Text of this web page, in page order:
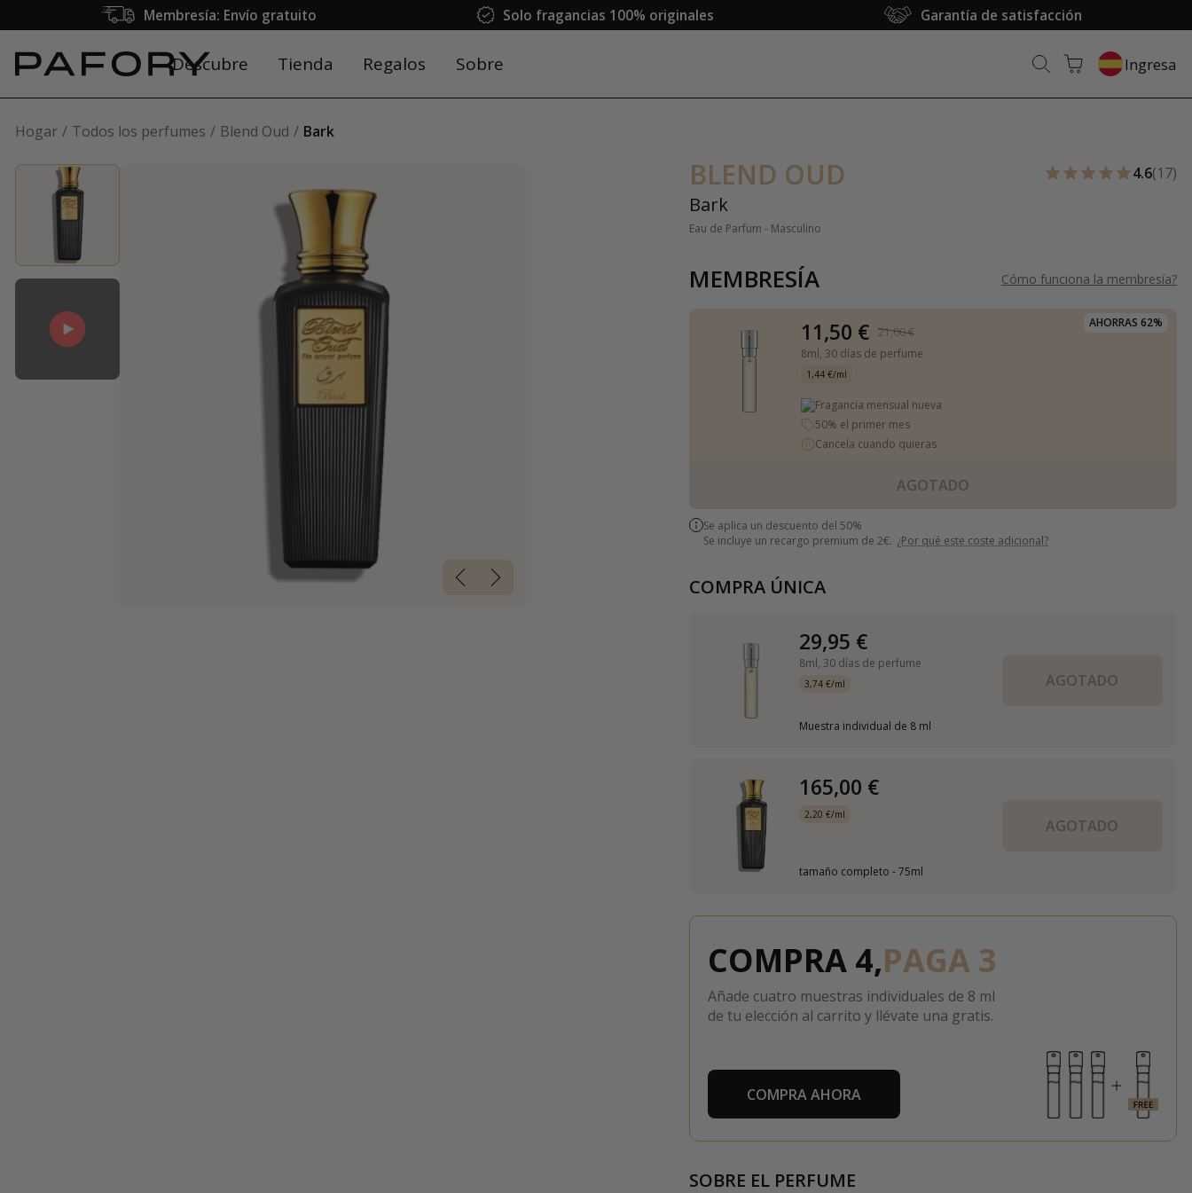
Membresía: Envío gratuito Solo fragancias 100% originales Garantía de satisfacción
Descubre Tienda Regalos Sobre Ingresa
Hogar Todos los perfumes Blend Oud Bark
BLEND OUD
Bark
Eau de Parfum - Masculino
4.6(17)
MEMBRESÍA Cómo funciona la membresía?
AHORRAS 62%
11,50 €
21,00 €
8ml, 30 días de perfume
1,44 €/ml
Fragancia mensual nueva
50% el primer mes
Cancela cuando quieras
AGOTADO
Se aplica un descuento del 50%
Se incluye un recargo premium de 2€. ¿Por qué este coste adicional?
COMPRA ÚNICA
29,95 €
8ml, 30 días de perfume
3,74 €/ml
Muestra individual de 8 ml
AGOTADO
165,00 €
2,20 €/ml
tamaño completo - 75ml
AGOTADO
COMPRA 4,PAGA 3
Añade cuatro muestras individuales de 8 ml
de tu elección al carrito y llévate una gratis.
COMPRA AHORA
SOBRE EL PERFUME